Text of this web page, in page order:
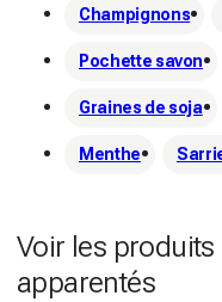
Champignons
Pochette savon
Graines de soja
Menthe
Voir les
apparentés